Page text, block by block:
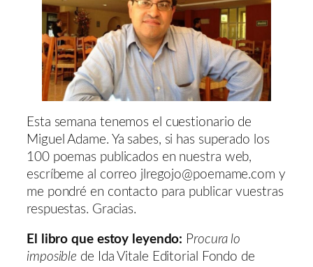
Esta semana tenemos el cuestionario de
Miguel Adame. Ya sabes, si has superado los
100 poemas publicados en nuestra web,
escríbeme al correo jlregojo@poemame.com y
me pondré en contacto para publicar vuestras
respuestas. Gracias.
El libro que estoy leyendo: Procura lo
imposible de Ida Vitale Editorial Fondo de